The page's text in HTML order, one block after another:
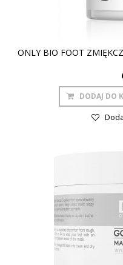
ONLY BIO FOOT
DODAJ DO